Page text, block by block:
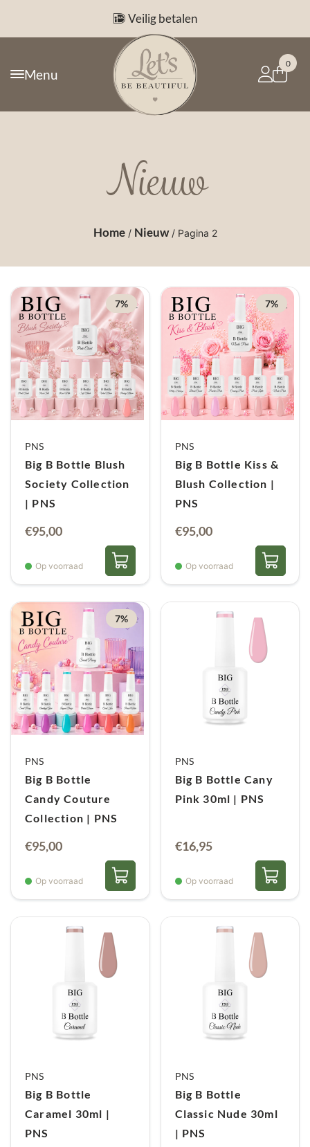
Veilig betalen
Menu
0
Nieuw
Home/ Nieuw/ Pagina 2
7%
PNS
Big B Bottle Blush
Society Collection
| PNS
Oorspronkelijke
was:
€101,70.
€95,00Huidige
is:
€95,00.
Op voorraad
7%
PNS
Big B Bottle Kiss &
Blush Collection |
PNS
Oorspronkelijke
was:
€101,70.
€95,00Huidige
is:
€95,00.
Op voorraad
7%
PNS
Big B Bottle
Candy Couture
Collection | PNS
Oorspronkelijke
was:
€101,70.
€95,00Huidige
is:
€95,00.
Op voorraad
PNS
Big B Bottle Cany
Pink 30ml | PNS
€16,95
Op voorraad
PNS
Big B Bottle
Caramel 30ml |
PNS
PNS
Big B Bottle
Classic Nude 30ml
| PNS